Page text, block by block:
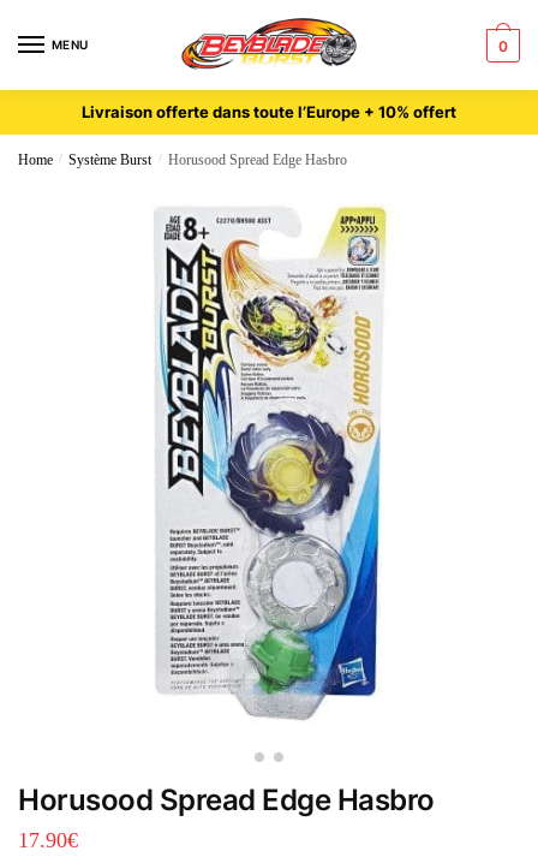
MENU 0
Livraison offerte dans toute l’Europe + 10% offert
Home / Système Burst / Horusood Spread Edge Hasbro
Horusood Spread Edge Hasbro
17.90€